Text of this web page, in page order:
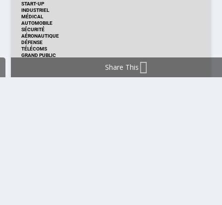
START-UP
INDUSTRIEL
MÉDICAL
AUTOMOBILE
SÉCURITÉ
AÉRONAUTIQUE
DÉFENSE
TÉLÉCOMS
GRAND PUBLIC
Share This